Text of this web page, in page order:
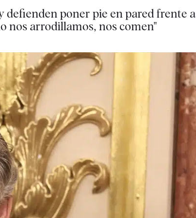
defienden poner pie en pared frente a
nos arrodillamos, nos comen"